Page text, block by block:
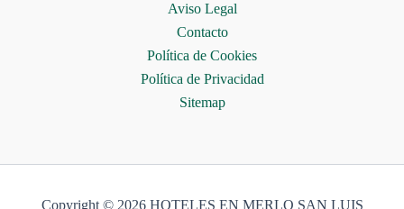
Aviso Legal
Contacto
Política de Cookies
Política de Privacidad
Sitemap
Copyright © 2026 HOTELES EN MERLO SAN LUIS